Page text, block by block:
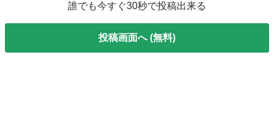
誰でも今すぐ30秒で投稿出来る
投稿画面へ (無料)